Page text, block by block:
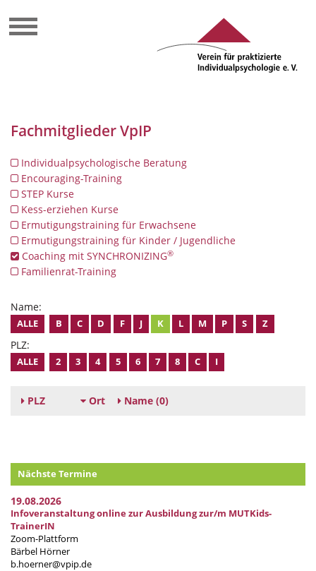
Fachmitglieder VpIP
Individualpsychologische Beratung
Encouraging-Training
STEP Kurse
Kess-erziehen Kurse
Ermutigungstraining für Erwachsene
Ermutigungstraining für Kinder / Jugendliche
Coaching mit SYNCHRONIZING®
Familienrat-Training
Name:
ALLE B C D F J K L M P S Z
PLZ:
ALLE 2 3 4 5 6 7 8 C I
PLZ Ort Name (0)
Nächste Termine
19.08.2026
Infoveranstaltung online zur Ausbildung zur/m MUTKids-
TrainerIN
Zoom-Plattform
Bärbel Hörner
b.hoerner@vpip.de